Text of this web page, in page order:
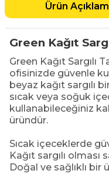
Ürün
Green Kağıt
Green Kağıt Sargılı
ofisinizde güvenle
beyaz kağıt sargılı
sıcak veya soğuk
kullanabileceğiniz
üründür.
Sıcak içeceklerde
Kağıt sargılı
Doğal ve sağlıklı bir